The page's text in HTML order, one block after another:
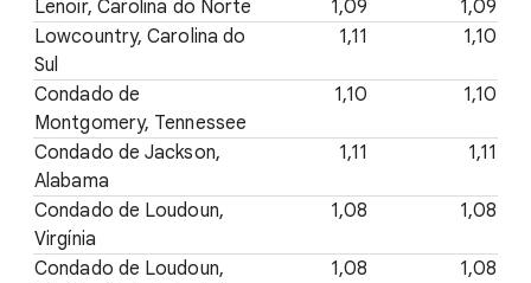
Lenoir, Carolina do Norte 1,09
1,09
Lowcountry, Carolina do
Sul
1,11 1,10
Condado de
Montgomery, Tennessee
1,10 1,10
Condado de Jackson,
Alabama
1,11 1,11
Condado de Loudoun,
Virgínia
1,08 1,08
Condado de Loudoun,
1,08 1,08